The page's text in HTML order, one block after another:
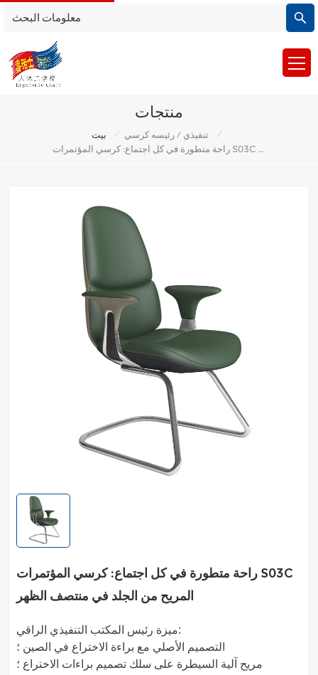
منتجات
بيت / تنفيذي / رئيسه كرسي
/
راحة متطورة في كل اجتماع: كرسي المؤتمرات S03C المريح من الجلد في منتصف الظهر
راحة متطورة في كل اجتماع: كرسي المؤتمرات S03C
المريح من الجلد في منتصف الظهر
ميزة رئيس المكتب التنفيذي الراقي:
التصميم الأصلي مع براءة الاختراع في الصين ؛
مريح آلية السيطرة على سلك تصميم براءات الاختراع ؛